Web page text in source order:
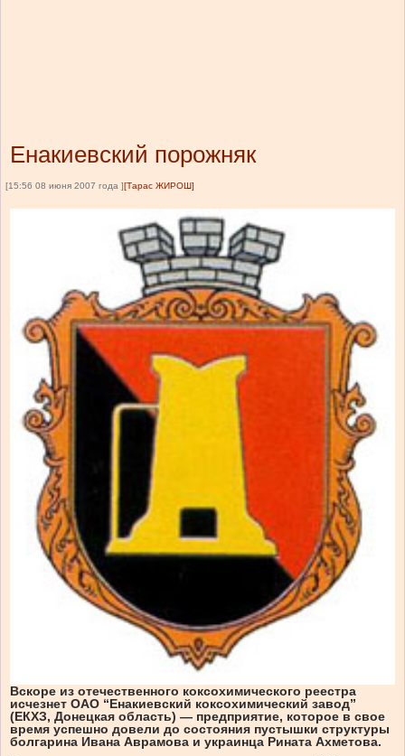
Енакиевский порожняк
[15:56 08 июня 2007 года ] [Тарас ЖИРОШ]
Вскоре из отечественного коксохимического реестра
исчезнет ОАО “Енакиевский коксохимический завод”
(ЕКХЗ, Донецкая область) — предприятие, которое в свое
время успешно довели до состояния пустышки структуры
болгарина Ивана Аврамова и украинца Рината Ахметова.